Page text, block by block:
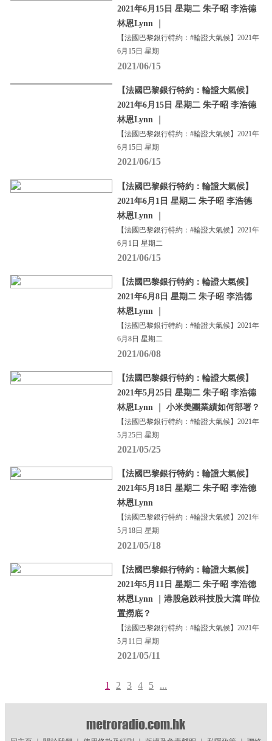
2021年6月15日 星期二 朱子昭 李浩德
林恩Lynn ｜
【法國巴黎銀行特約：#輪證大氣候】2021年
6月15日 星期
2021/06/15
【法國巴黎銀行特約：輪證大氣候】
2021年6月15日 星期二 朱子昭 李浩德
林恩Lynn ｜
【法國巴黎銀行特約：#輪證大氣候】2021年
6月15日 星期
2021/06/15
【法國巴黎銀行特約：輪證大氣候】
2021年6月1日 星期二 朱子昭 李浩德
林恩Lynn ｜
【法國巴黎銀行特約：#輪證大氣候】2021年
6月1日 星期二
2021/06/15
【法國巴黎銀行特約：輪證大氣候】
2021年6月8日 星期二 朱子昭 李浩德
林恩Lynn ｜
【法國巴黎銀行特約：#輪證大氣候】2021年
6月8日 星期二
2021/06/08
【法國巴黎銀行特約：輪證大氣候】
2021年5月25日 星期二 朱子昭 李浩德
林恩Lynn ｜ 小米美團業績如何部署？
【法國巴黎銀行特約：#輪證大氣候】2021年
5月25日 星期
2021/05/25
【法國巴黎銀行特約：輪證大氣候】
2021年5月18日 星期二 朱子昭 李浩德
林恩Lynn
【法國巴黎銀行特約：#輪證大氣候】2021年
5月18日 星期
2021/05/18
【法國巴黎銀行特約：輪證大氣候】
2021年5月11日 星期二 朱子昭 李浩德
林恩Lynn ｜港股急跌科技股大瀉 咩位
置撈底？
【法國巴黎銀行特約：#輪證大氣候】2021年
5月11日 星期
2021/05/11
1 2 3 4 5 ...